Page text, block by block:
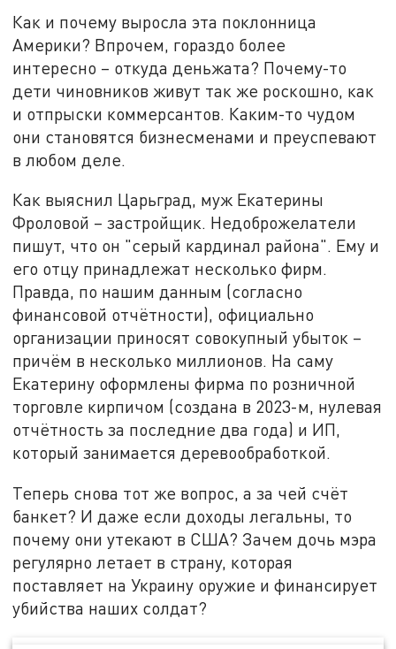
Как и почему выросла эта поклонница
Америки? Впрочем, гораздо более
интересно – откуда деньжата? Почему-то
дети чиновников живут так же роскошно, как
и отпрыски коммерсантов. Каким-то чудом
они становятся бизнесменами и преуспевают
в любом деле.
Как выяснил Царьград, муж Екатерины
Фроловой – застройщик. Недоброжелатели
пишут, что он "серый кардинал района". Ему и
его отцу принадлежат несколько фирм.
Правда, по нашим данным (согласно
финансовой отчётности), официально
организации приносят совокупный убыток –
причём в несколько миллионов. На саму
Екатерину оформлены фирма по розничной
торговле кирпичом (создана в 2023-м, нулевая
отчётность за последние два года) и ИП,
который занимается деревообработкой.
Теперь снова тот же вопрос, а за чей счёт
банкет? И даже если доходы легальны, то
почему они утекают в США? Зачем дочь мэра
регулярно летает в страну, которая
поставляет на Украину оружие и финансирует
убийства наших солдат?